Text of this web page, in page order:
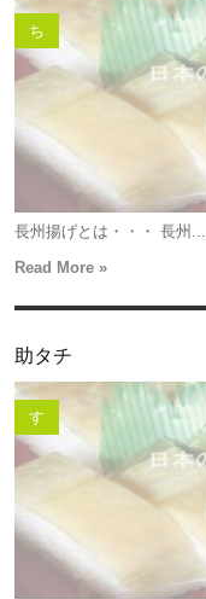
ち
長州揚げとは・・・ 長州...
Read More »
助タチ
す